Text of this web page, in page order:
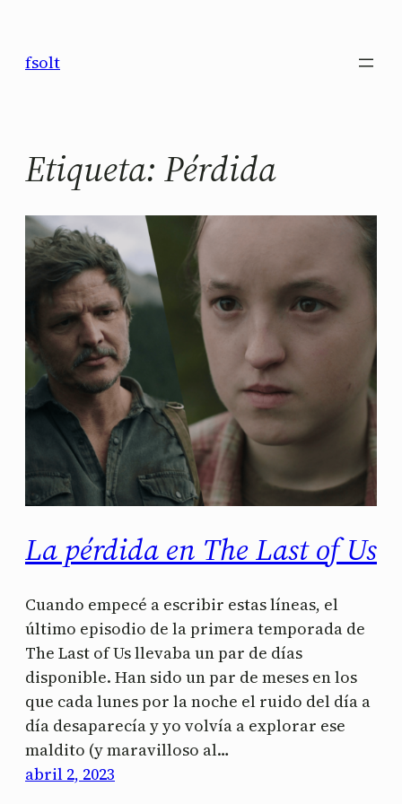
contenido
fsolt
Etiqueta: Pérdida
La pérdida en The Last of Us
Cuando empecé a escribir estas líneas, el
último episodio de la primera temporada de
The Last of Us llevaba un par de días
disponible. Han sido un par de meses en los
que cada lunes por la noche el ruido del día a
día desaparecía y yo volvía a explorar ese
maldito (y maravilloso al…
abril 2, 2023